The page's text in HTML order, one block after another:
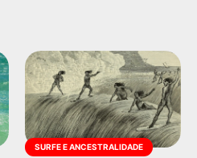
SURFE E ANCESTRALIDADE